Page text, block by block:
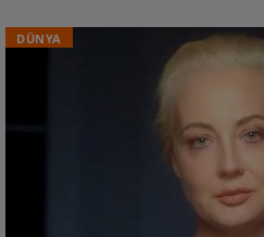
DÜNYA